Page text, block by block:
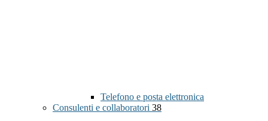
Telefono e posta elettronica
Consulenti e collaboratori 38